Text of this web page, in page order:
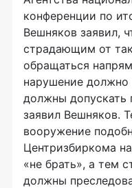
конференции по
Вешняков заявил,
страдающим от
обращаться
нарушение
должны допускать
заявил Вешняков.
вооружение
Центризбиркома
«не брать», а тем
должны